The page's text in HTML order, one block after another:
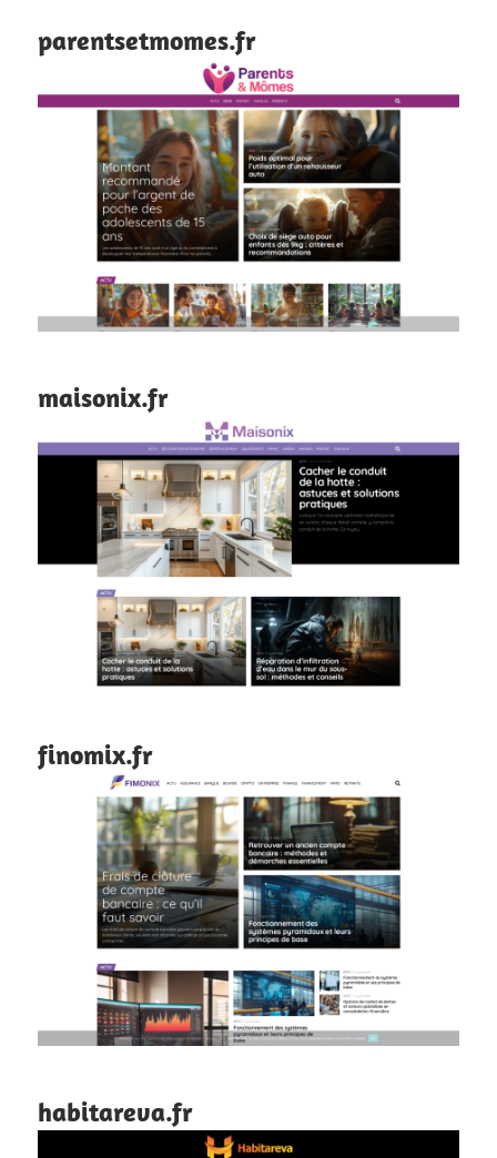
parentsetmomes.fr
maisonix.fr
finomix.fr
habitareva.fr